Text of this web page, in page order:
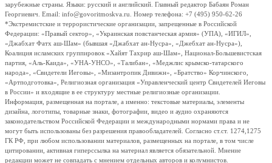
зарубежные страны. Языки: русский и английский. Главный редактор Бабаян Роман
Георгиевич. Email: info@govoritmoskva.ru. Номер телефона: +7 (495) 950-62-26
*Экстремистские и террористические организации, запрещенные в Российской
Федерации: «Правый сектор», «Украинская повстанческая армия» (УПА), «ИГИЛ»,
«Джабхат Фатх аш-Шам» (бывшая «Джабхат ан-Нусра», «Джебхат ан-Нусра»),
Коалиция исламских группировок «Хайят Тахрир аш-Шам», Национал-Большевистская
партия, «Аль-Каида», «УНА-УНСО», «Талибан», «Меджлис крымско-татарского
народа», «Свидетели Иеговы», «Мизантропик Дивижн», «Братство» Корчинского,
«Артподготовка», Религиозная организация «Управленческий центр Свидетелей Иеговы
в России» и входящие в ее структуру местные религиозные организации.
Информация, размещенная на портале, а именно: текстовые материалы, элементы
дизайна, логотипы, товарные знаки, фотографии, видео и аудио охраняются
законодательством Российской Федерации и международными нормами права и не
могут быть использованы без разрешения правообладателей. Согласно ст.ст. 1274,1275
ГК РФ, при любом использовании материалов, размещенных на портале, в том числе
цитировании, активная гиперссылка на материал является обязательной. Мнение
редакции может не совпадать с мнением отдельных авторов и колумнистов.